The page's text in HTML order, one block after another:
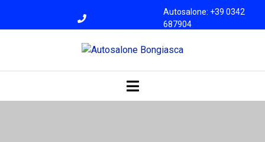
Autosalone: +39 0342
687904
687945
t